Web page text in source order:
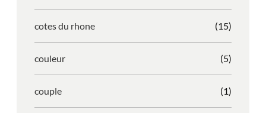
cotes du rhone (15)
couleur (5)
couple (1)